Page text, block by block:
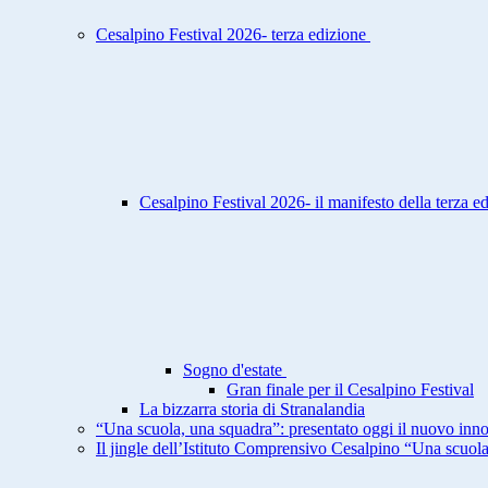
Cesalpino Festival 2026- terza edizione
Cesalpino Festival 2026- il manifesto della terza
Sogno d'estate
Gran finale per il Cesalpino Festival
La bizzarra storia di Stranalandia
“Una scuola, una squadra”: presentato oggi il nuovo
Il jingle dell’Istituto Comprensivo Cesalpino “Una